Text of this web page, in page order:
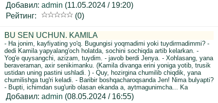
Добавил: admin (11.05.2024 / 19:20)
Рейтинг:
(0)
BU SEN UCHUN. KAMILA
- Ha jonim, kayfiyating yo'q. Bugungisi yoqmadimi yoki tuydirmadimmi? -
dedi Kamila yapyalang'och holatda, sochini sochiqda artib kelarkan. -
Yog'e quysangchi, azizam, tuydim. - javob berdi Jenya. - Xohlasang, yana
beraveraman, axir senikimanku. (Kamila divanga erini yoniga yotib, trusik
ustidan uning pastini ushladi. ) - Quy, hozirgina chumilib chiqdik, yana
chumilishga tug'ri keladi. - Baribir boshqacharoqsanda Jen! Nima bulyapti?
- Bupti, ichimdan sug'urib olasan ekanda a, aytmagunimcha... Ka
Добавил: admin (08.05.2024 / 16:55)